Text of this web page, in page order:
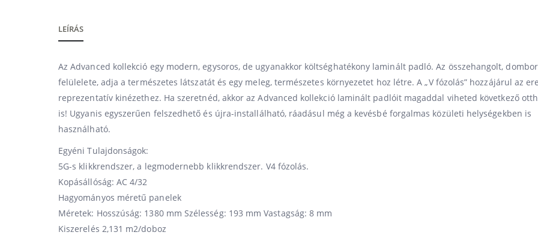
LEÍRÁS
Az Advanced kollekció egy modern, egysoros, de ugyanakkor költséghatékony laminált padló. Az összehangolt,
felülelete, adja a természetes látszatát és egy meleg, természetes környezetet hoz létre. A „V fózolás” hozzájárul az
reprezentatív kinézethez. Ha szeretnéd, akkor az Advanced kollekció laminált padlóit magaddal viheted következő
is! Ugyanis egyszerűen felszedhető és újra-installálható, ráadásul még a kevésbé forgalmas közületi helységekben is
használható.
Egyéni Tulajdonságok:
5G-s klikkrendszer, a legmodernebb klikkrendszer. V4 fózolás.
Kopásállóság: AC 4/32
Hagyományos méretű panelek
Méretek: Hosszúság: 1380 mm Szélesség: 193 mm Vastagság: 8 mm
Kiszerelés 2,131 m2/doboz